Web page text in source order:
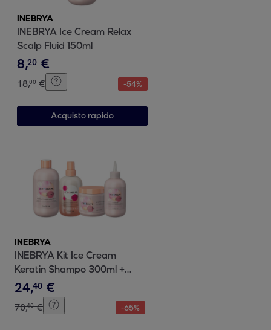
INEBRYA
INEBRYA Ice Cream Relax
Scalp Fluid 150ml
8,20 €
18,00 € -54%
Acquisto rapido
INEBRYA
INEBRYA Kit Ice Cream
Keratin Shampo 300ml +
Conditoner 200ml + Mask
500ml + Oil Elixir 200ml
24,40 €
70,40 € -65%